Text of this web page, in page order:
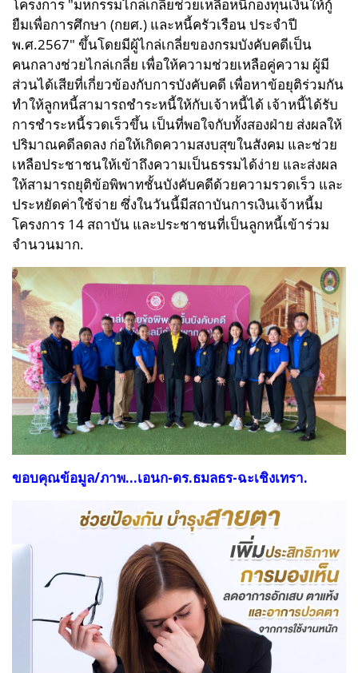
โครงการ "มหกรรมไกล่เกลี่ยช่วยเหลือหนี้กองทุนเงินให้กู้
ยืมเพื่อการศึกษา (กยศ.) และหนี้ครัวเรือน ประจำปี
พ.ศ.2567" ขึ้นโดยมีผู้ไกล่เกลี่ยของกรมบังคับคดีเป็น
คนกลางช่วยไกล่เกลี่ย เพื่อให้ความช่วยเหลือคู่ความ ผู้มี
ส่วนได้เสียที่เกี่ยวข้องกับการบังคับคดี เพื่อหาข้อยุติร่วมกัน
ทำให้ลูกหนี้สามารถชำระหนี้ให้กับเจ้าหนี้ได้ เจ้าหนี้ได้รับ
การชำระหนี้รวดเร็วขึ้น เป็นที่พอใจกับทั้งสองฝ่าย ส่งผลให้
ปริมาณคดีลดลง ก่อให้เกิดความสงบสุขในสังคม และช่วย
เหลือประชาชนให้เข้าถึงความเป็นธรรมได้ง่าย และส่งผล
ให้สามารถยุติข้อพิพาทชั้นบังคับคดีด้วยความรวดเร็ว และ
ประหยัดค่าใช้จ่าย ซึ่งในวันนี้มีสถาบันการเงินเจ้าหนี้ม
โครงการ 14 สถาบัน และประชาชนที่เป็นลูกหนี้เข้าร่วม
จำนวนมาก.
ขอบคุณข้อมูล/ภาพ...เอนก-ดร.ธมลธร-ฉะเชิงเทรา.